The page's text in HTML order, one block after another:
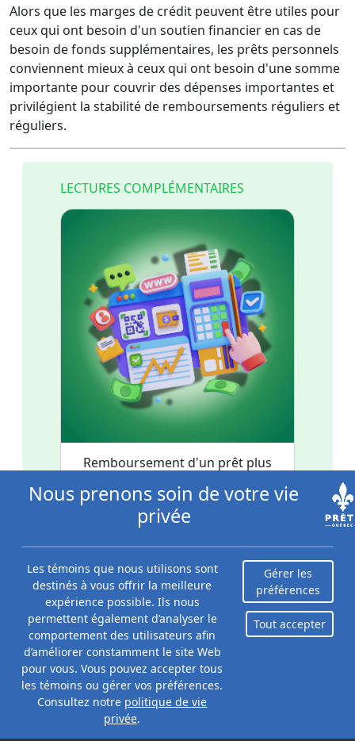
Alors que les marges de crédit peuvent être utiles pour
ceux qui ont besoin d'un soutien financier en cas de
besoin de fonds supplémentaires, les prêts personnels
conviennent mieux à ceux qui ont besoin d'une somme
importante pour couvrir des dépenses importantes et
privilégient la stabilité de remboursements réguliers et
réguliers.
LECTURES COMPLÉMENTAIRES
Remboursement d'un prêt plus
Nous prenons soin de votre vie
privée
Les témoins que nous utilisons sont
destinés à vous offrir la meilleure
expérience possible. Ils nous
permettent également d’analyser le
comportement des utilisateurs afin
d’améliorer constamment le site Web
pour vous. Vous pouvez accepter tous
les témoins ou gérer vos préférences.
Consultez notre politique de vie
privée.
Gérer les
préférences
Tout accepter